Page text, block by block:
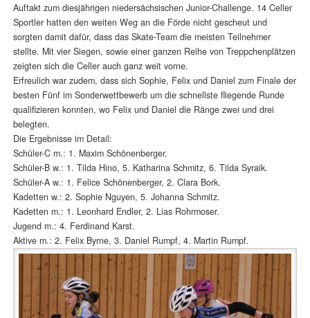
Auftakt zum diesjährigen niedersächsischen Junior-Challenge. 14 Celler
Sportler hatten den weiten Weg an die Förde nicht gescheut und
sorgten damit dafür, dass das Skate-Team die meisten Teilnehmer
stellte. Mit vier Siegen, sowie einer ganzen Reihe von Treppchenplätzen
zeigten sich die Celler auch ganz weit vorne.
Erfreulich war zudem, dass sich Sophie, Felix und Daniel zum Finale der
besten Fünf im Sonderwettbewerb um die schnellste fliegende Runde
qualifizieren konnten, wo Felix und Daniel die Ränge zwei und drei
belegten.
Die Ergebnisse im Detail:
Schüler-C m.: 1. Maxim Schönenberger.
Schüler-B w.: 1. Tilda Hino, 5. Katharina Schmitz, 6. Tilda Syraik.
Schüler-A w.: 1. Felice Schönenberger, 2. Clara Bork.
Kadetten w.: 2. Sophie Nguyen, 5. Johanna Schmitz.
Kadetten m.: 1. Leonhard Endler, 2. Lias Rohrmoser.
Jugend m.: 4. Ferdinand Karst.
Aktive m.: 2. Felix Byrne, 3. Daniel Rumpf, 4. Martin Rumpf.